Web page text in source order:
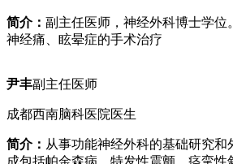
简介： 副主任医师，神经外科博士学位
神经痛、眩晕症的手术治疗
尹丰副主任医师
成都西南脑科医院医生
简介： 从事功能神经外科的基础研究
成包括帕金森病、特发性震颤、痉挛